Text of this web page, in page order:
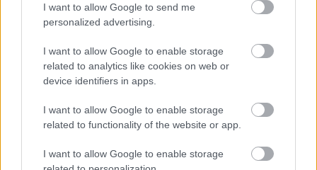
I want to allow Google to send me
personalized advertising.
I want to allow Google to enable storage
related to analytics like cookies on web or
device identifiers in apps.
I want to allow Google to enable storage
related to functionality of the website or app.
I want to allow Google to enable storage
درجة حموضة التربة بين 6.0 و 7.0 (من حمضية قليلاً إلى
متعادلة)
غني بالمواد العضوية (أضف السماد قبل الزراعة)
جيدة التصريف ولكنها تحتفظ بالرطوبة
يُعد قوام التربة الطينية مثالياً